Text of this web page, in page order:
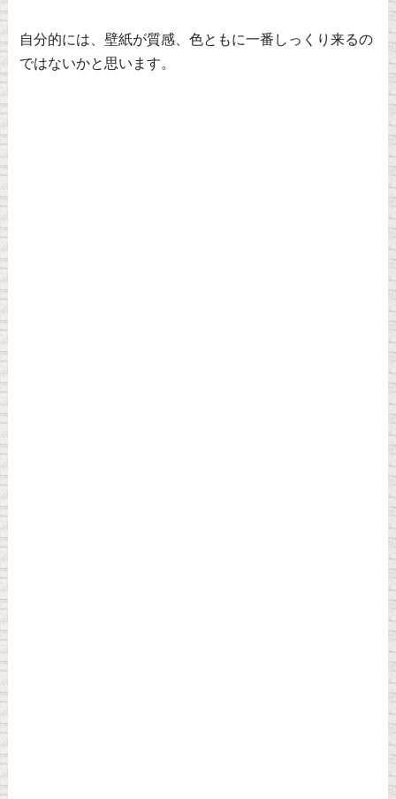
自分的には、壁紙が質感、色ともに一番しっくり来るの
ではないかと思います。